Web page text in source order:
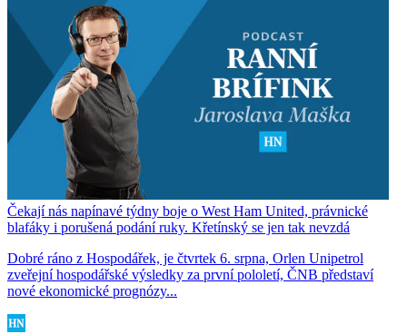
Čekají nás napínavé týdny boje o West Ham United, právnické
blafáky i porušená podání ruky. Křetínský se jen tak nevzdá
Dobré ráno z Hospodářek, je čtvrtek 6. srpna, Orlen Unipetrol
zveřejní hospodářské výsledky za první pololetí, ČNB představí
nové ekonomické prognózy...